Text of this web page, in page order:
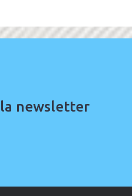
newsletter